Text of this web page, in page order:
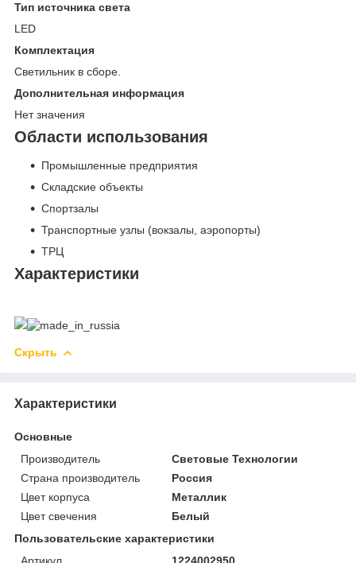
Тип источника света
LED
Комплектация
Светильник в сборе.
Дополнительная информация
Нет значения
Области использования
Промышленные предприятия
Складские объекты
Спортзалы
Транспортные узлы (вокзалы, аэропорты)
ТРЦ
Характеристики
Скрыть
Характеристики
Основные
Производитель
Световые Технологии
Страна производитель
Россия
Цвет корпуса
Металлик
Цвет свечения
Белый
Пользовательские характеристики